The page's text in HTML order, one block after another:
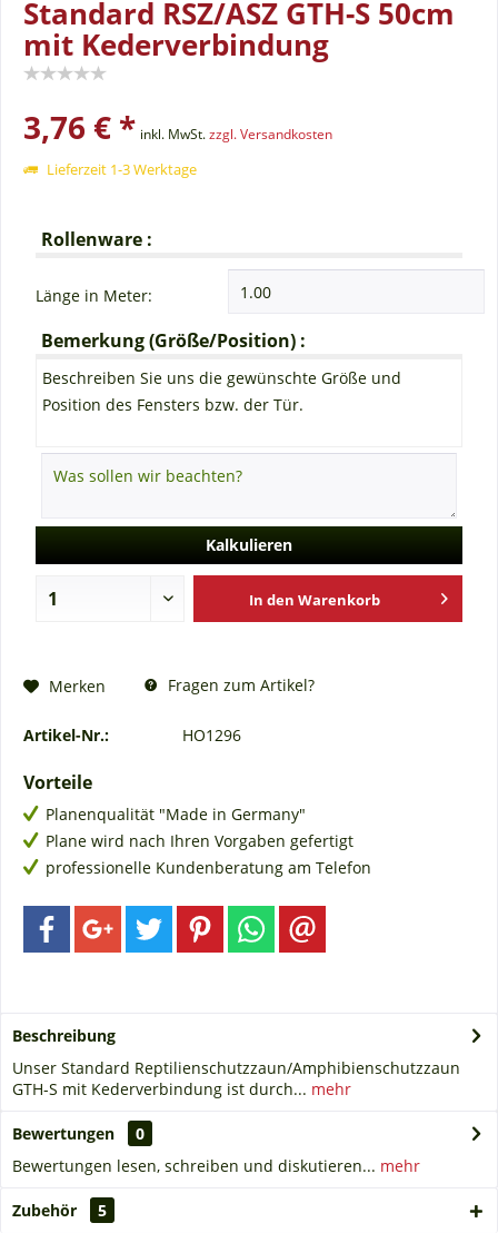
Standard RSZ/ASZ GTH-S 50cm
mit Kederverbindung
3,76 € * inkl. MwSt.zzgl. Versandkosten
Lieferzeit 1-3 Werktage
Rollenware :
Länge in Meter:
Bemerkung (Größe/Position) :
Beschreiben Sie uns die gewünschte Größe und
Position des Fensters bzw. der Tür.
Kalkulieren
In den Warenkorb
Merken Fragen zum Artikel?
Artikel-Nr.: HO1296
Vorteile
Planenqualität "Made in Germany"
Plane wird nach Ihren Vorgaben gefertigt
professionelle Kundenberatung am Telefon
Beschreibung
Unser Standard Reptilienschutzzaun/Amphibienschutzzaun
GTH-S mit Kederverbindung ist durch... mehr
Bewertungen
0
Bewertungen lesen, schreiben und diskutieren... mehr
Zubehör 5